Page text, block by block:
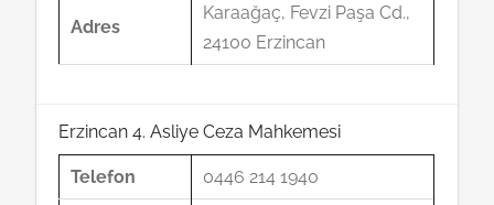
Adres
Karaağaç, Fevzi Paşa Cd.,
24100 Erzincan
Erzincan 4. Asliye Ceza Mahkemesi
Telefon 0446 214 1940